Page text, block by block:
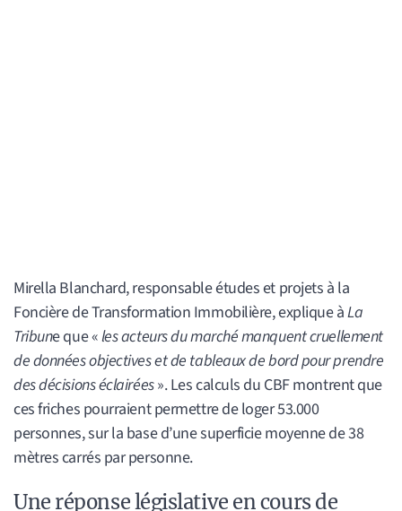
Mirella Blanchard, responsable études et projets à la
Foncière de Transformation Immobilière, explique àLa
Tribune que «les acteurs du marché manquent cruellement
de données objectives et de tableaux de bord pour prendre
des décisions éclairées». Les calculs du CBF montrent que
ces friches pourraient permettre de loger 53.000
personnes, sur la base d’une superficie moyenne de 38
mètres carrés par personne.
Une réponse législative en cours de